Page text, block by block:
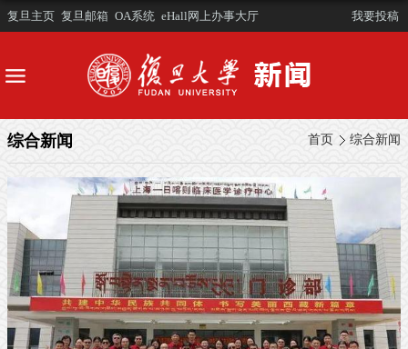
复旦主页 复旦邮箱 OA系统 eHall网上办事大厅 我要投稿
首页 综合新闻
综合新闻